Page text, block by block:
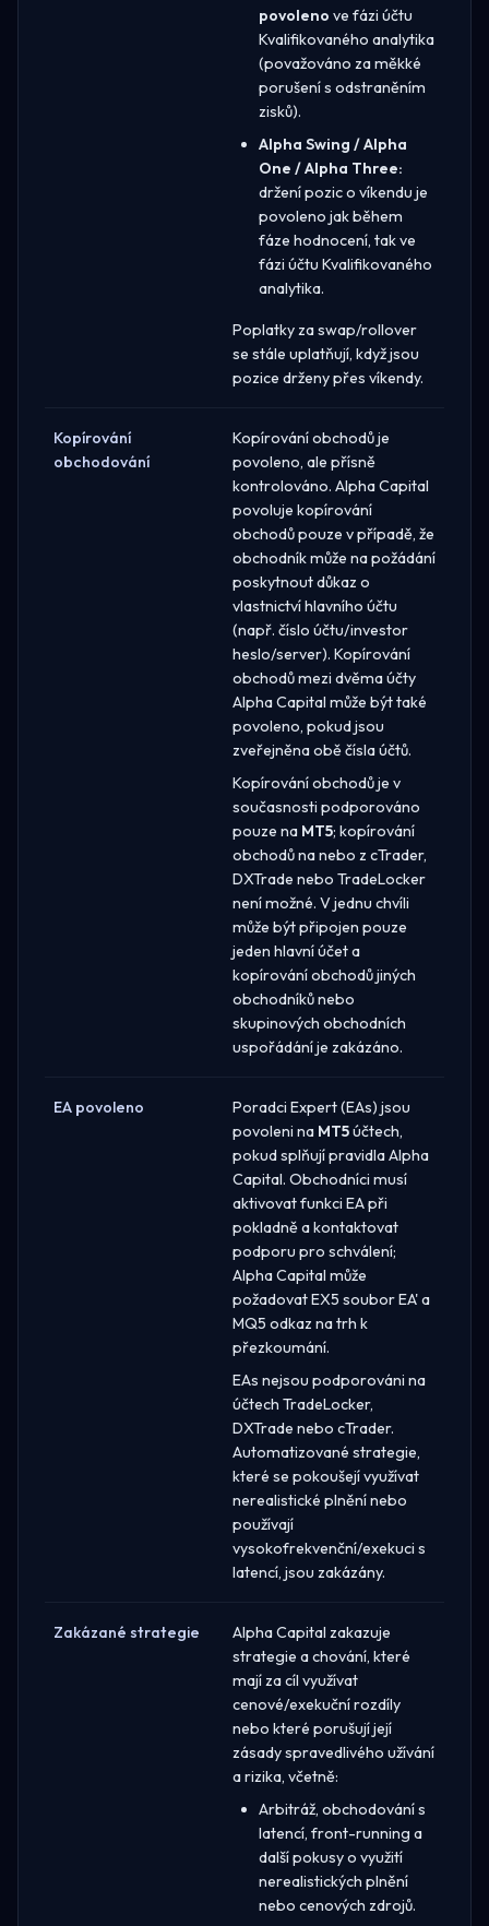
povoleno ve fázi účtu
Kvalifikovaného analytika
(považováno za měkké
porušení s odstraněním
zisků).
Alpha Swing / Alpha
One / Alpha Three:
držení pozic o víkendu je
povoleno jak během
fáze hodnocení, tak ve
fázi účtu Kvalifikovaného
analytika.
Poplatky za swap/rollover
se stále uplatňují, když jsou
pozice drženy přes víkendy.
Kopírování
obchodování
Kopírování obchodů je
povoleno, ale přísně
kontrolováno. Alpha Capital
povoluje kopírování
obchodů pouze v případě, že
obchodník může na požádání
poskytnout důkaz o
vlastnictví hlavního účtu
(např. číslo účtu/investor
heslo/server). Kopírování
obchodů mezi dvěma účty
Alpha Capital může být také
povoleno, pokud jsou
zveřejněna obě čísla účtů.
Kopírování obchodů je v
současnosti podporováno
pouze na MT5; kopírování
obchodů na nebo z cTrader,
DXTrade nebo TradeLocker
není možné. V jednu chvíli
může být připojen pouze
jeden hlavní účet a
kopírování obchodů jiných
obchodníků nebo
skupinových obchodních
uspořádání je zakázáno.
EA povoleno
Poradci Expert (EAs) jsou
povoleni na MT5účtech,
pokud splňují pravidla Alpha
Capital. Obchodníci musí
aktivovat funkci EA při
pokladně a kontaktovat
podporu pro schválení;
Alpha Capital může
požadovat EX5 soubor EA' a
MQ5 odkaz na trh k
přezkoumání.
EAs nejsou podporováni na
účtech TradeLocker,
DXTrade nebo cTrader.
Automatizované strategie,
které se pokoušejí využívat
nerealistické plnění nebo
používají
vysokofrekvenční/exekuci s
latencí, jsou zakázány.
Zakázané strategie
Alpha Capital zakazuje
strategie a chování, které
mají za cíl využívat
cenové/exekuční rozdíly
nebo které porušují její
zásady spravedlivého užívání
a rizika, včetně:
Arbitráž, obchodování s
latencí, front-running a
další pokusy o využití
nerealistických plnění
nebo cenových zdrojů.